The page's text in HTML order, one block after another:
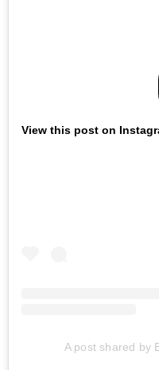
View this post on
A post shared by